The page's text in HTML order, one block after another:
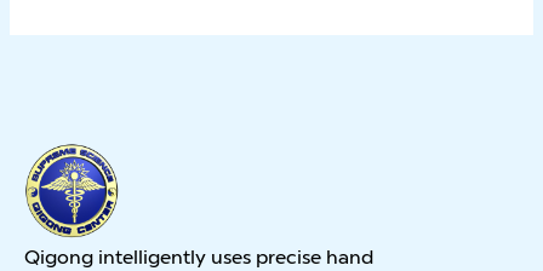
Qigong intelligently uses precise hand